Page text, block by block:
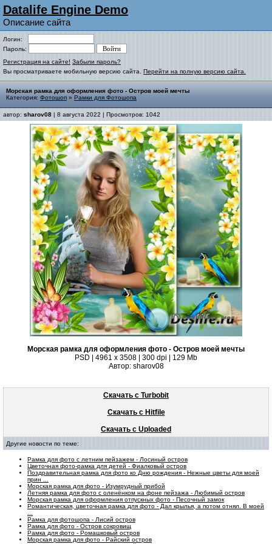
Datalife Engine Demo
Описание сайта
Логин:
Пароль:
Регистрация на сайте! Забыли пароль?
Вы просматриваете мобильную версию сайта. Перейти на полную версию сайта.
Морская рамка для оформления фото - Остров моей мечты
Категория: Фотошоп » Рамки для Фотошопа
автор: sharov08 | 8 августа 2022 | Просмотров: 1042
Морская рамка для оформления фото - Остров моей мечты
PSD | 4961 х 3508 | 300 dpi | 129 Mb
Автор: sharov08
Скачать с Turbobit
Скачать с Hitfile
Скачать с Uploaded
Другие новости по теме:
Рамка для фото с летним пейзажем - Лосиный остров
Цветочная фото-рамка для детей - Фиалковый остров
Поздравительная рамка для фото ко Дню рождения - Нежные цветы для моей
прин ...
Морская рамка для фото - Изумрудный прибой
Летняя рамка для фото с оленёнком на фоне пейзажа - Любимый остров
Морская рамка для оформления отпускных фото - Песочный замок
Романтическая, цветочная рамка для фото - Дал крылья, а потом отнял. В моей
Рамка для фотошопа - Лисий остров
Рамка для фото - Остров сокровищ
Рамка для фото - Ромашковый остров
Морская рамка для фото - Райский остров